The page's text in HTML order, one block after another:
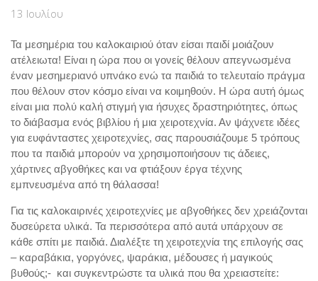
13 Ιουλίου
Τα μεσημέρια του καλοκαιριού όταν είσαι παιδί μοιάζουν
ατέλειωτα! Είναι η ώρα που οι γονείς θέλουν απεγνωσμένα
έναν μεσημεριανό υπνάκο ενώ τα παιδιά το τελευταίο πράγμα
που θέλουν στον κόσμο είναι να κοιμηθούν. Η ώρα αυτή όμως
είναι μια πολύ καλή στιγμή για ήσυχες δραστηριότητες, όπως
το διάβασμα ενός βιβλίου ή μια χειροτεχνία. Αν ψάχνετε ιδέες
για ευφάνταστες χειροτεχνίες, σας παρουσιάζουμε 5 τρόπους
που τα παιδιά μπορούν να χρησιμοποιήσουν τις άδειες,
χάρτινες αβγοθήκες και να φτιάξουν έργα τέχνης
εμπνευσμένα από τη θάλασσα!
Για τις καλοκαιρινές χειροτεχνίες με αβγοθήκες δεν χρειάζονται
δυσεύρετα υλικά. Τα περισσότερα από αυτά υπάρχουν σε
κάθε σπίτι με παιδιά. Διαλέξτε τη χειροτεχνία της επιλογής σας
– καραβάκια, γοργόνες, ψαράκια, μέδουσες ή μαγικούς
βυθούς;- και συγκεντρώστε τα υλικά που θα χρειαστείτε: